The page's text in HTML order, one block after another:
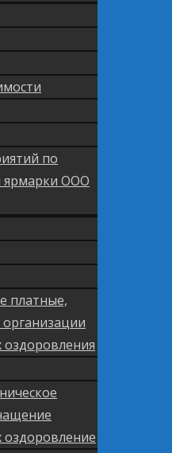
по
ярмарки ООО
платные,
оздоровления
оздоровление